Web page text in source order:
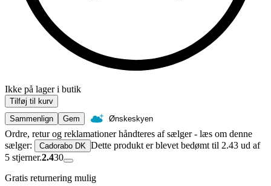
Ikke på lager i butik
Tilføj til kurv
Sammenlign
Gem Ønskeskyen
Ordre, retur og reklamationer håndteres af sælger - læs om denne
sælger:
Cadorabo DK Dette produkt er blevet bedømt til 2.43 ud af
5 stjerner.2.430
Gratis returnering mulig